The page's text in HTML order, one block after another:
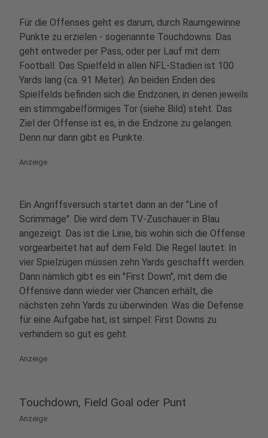
Für die Offenses geht es darum, durch Raumgewinne
Punkte zu erzielen - sogenannte Touchdowns. Das
geht entweder per Pass, oder per Lauf mit dem
Football. Das Spielfeld in allen NFL-Stadien ist 100
Yards lang (ca. 91 Meter). An beiden Enden des
Spielfelds befinden sich die Endzonen, in denen jeweils
ein stimmgabelförmiges Tor (siehe Bild) steht. Das
Ziel der Offense ist es, in die Endzone zu gelangen.
Denn nur dann gibt es Punkte.
Anzeige
Ein Angriffsversuch startet dann an der "Line of
Scrimmage". Die wird dem TV-Zuschauer in Blau
angezeigt. Das ist die Linie, bis wohin sich die Offense
vorgearbeitet hat auf dem Feld. Die Regel lautet: In
vier Spielzügen müssen zehn Yards geschafft werden.
Dann nämlich gibt es ein "First Down", mit dem die
Offensive dann wieder vier Chancen erhält, die
nächsten zehn Yards zu überwinden. Was die Defense
für eine Aufgabe hat, ist simpel: First Downs zu
verhindern so gut es geht.
Anzeige
Touchdown, Field Goal oder Punt
Anzeige